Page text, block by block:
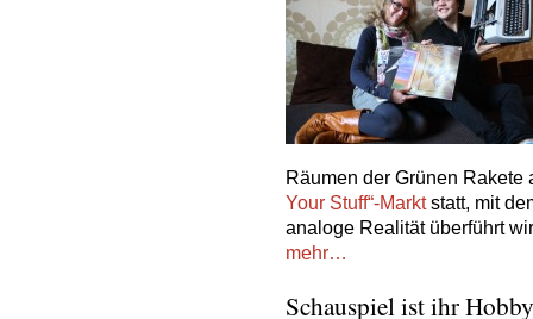
Räumen der Grünen Rakete
Your Stuff“-Marktstatt, mit
analoge Realität überführt
mehr…
Schauspiel ist ihr Hobby